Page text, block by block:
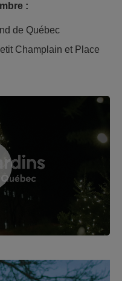
:
de Québec
Champlain et Place